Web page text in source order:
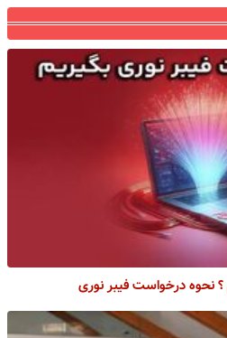
؟ نحوه درخواست فیبر نوری